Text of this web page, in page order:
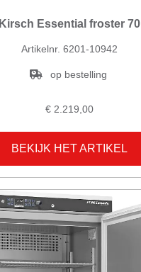
Kirsch Essential froster 70
Artikelnr. 6201-10942
op bestelling
€ 2.219,00
BEKIJK HET ARTIKEL